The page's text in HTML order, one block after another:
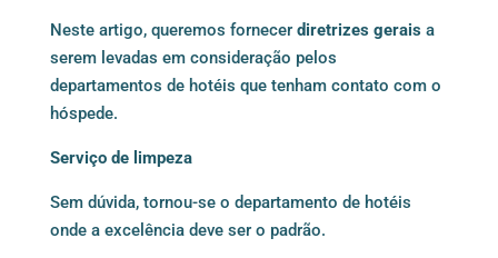
Neste artigo, queremos fornecer diretrizes geraisa
serem levadas em consideração pelos
departamentos de hotéis que tenham contato com o
hóspede.
Serviço de limpeza
Sem dúvida, tornou-se o departamento de hotéis
onde a excelência deve ser o padrão.